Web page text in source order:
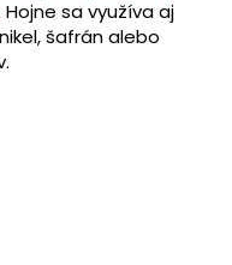
Hojne sa využíva aj
šafrán alebo